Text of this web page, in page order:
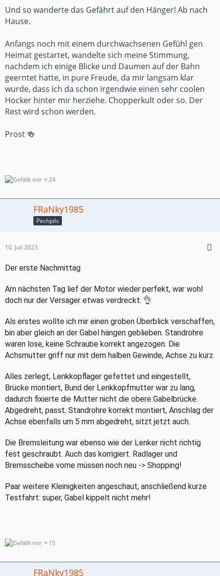
Und so wanderte das Gefährt auf den Hänger! Ab nach
Hause.
Anfangs noch mit einem durchwachsenen Gefühl gen
Heimat gestartet, wandelte sich meine Stimmung,
nachdem ich einige Blicke und Daumen auf der Bahn
geerntet hatte, in pure Freude, da mir langsam klar
wurde, dass ich da schon irgendwie einen sehr coolen
Hocker hinter mir herziehe. Chopperkult oder so. Der
Rest wird schon werden.
Prost 🍻
24
FRaNky1985
Pechpils
10. Juli 2023
Der erste Nachmittag
Am nächsten Tag lief der Motor wieder perfekt, war wohl
doch nur der Versager etwas verdreckt. 👌
Als erstes wollte ich mir einen groben Überblick verschaffen,
bin aber gleich an der Gabel hängen geblieben. Standrohre
waren lose, keine Schraube korrekt angezogen. Die
Achsmutter griff nur mit dem halben Gewinde, Achse zu kurz.
Alles zerlegt, Lenkkopflager gefettet und eingestellt,
Brücke montiert, Bund der Lenkkopfmutter war zu lang,
dadurch fixierte die Mutter nicht die obere Gabelbrücke.
Abgedreht, passt. Standrohre korrekt montiert, Anschlag der
Achse ebenfalls um 5 mm abgedreht, sitzt jetzt auch.
Die Bremsleitung war ebenso wie der Lenker nicht richtig
fest geschraubt. Auch das korrigiert. Radlager und
Bremsscheibe vorne müssen noch neu -> Shopping!
Paar weitere Kleinigkeiten angeschaut, anschließend kurze
Testfahrt: super, Gabel kippelt nicht mehr!
15
FRaNky1985